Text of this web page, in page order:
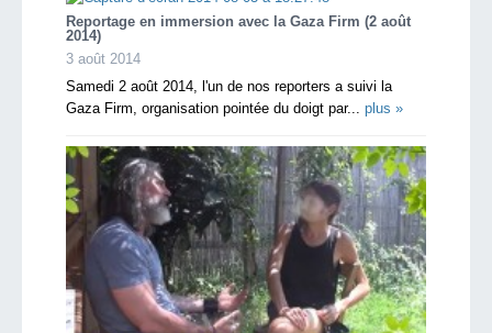
Reportage en immersion avec la Gaza Firm (2 août
2014)
3 août 2014
Samedi 2 août 2014, l'un de nos reporters a suivi la
Gaza Firm, organisation pointée du doigt par... plus »